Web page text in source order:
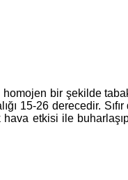
bir şekilde
15-26 derecedir.
etkisi ile